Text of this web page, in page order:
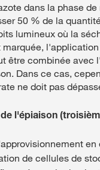
dans la phase
50 % de la
lumineux où la
marquée,
être combinée avec
Dans ce cas,
ne doit pas
l'épiaison
en
de cellules de